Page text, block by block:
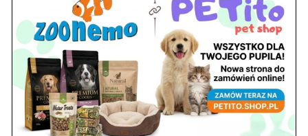
Znajdź nas
Adres
05-120 Legionowo
ul. Piłsudskiego 31,
pawilon 134
tel./fax. 22 784 71 96